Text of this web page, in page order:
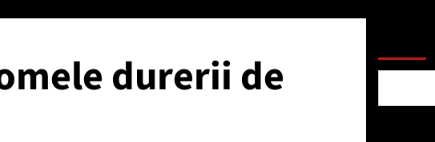
durerii de